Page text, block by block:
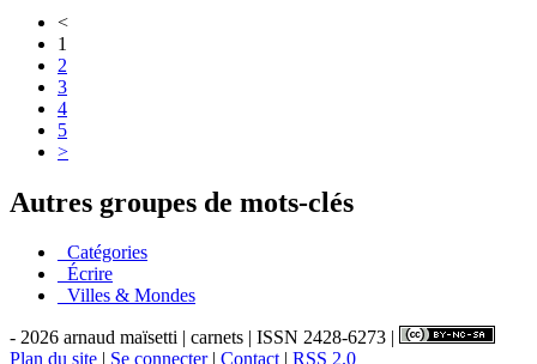
<
1
2
3
4
5
>
Autres groupes de mots-clés
_Catégories
_Écrire
_Villes & Mondes
- 2026 arnaud maïsetti | carnets | ISSN 2428-6273 |
Plan du site | Se connecter| Contact | RSS 2.0